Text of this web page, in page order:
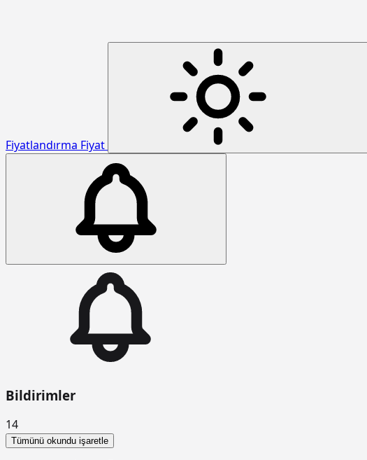
Fiyatlandırma Fiyat
Bildirimler
14
Tümünü okundu işaretle